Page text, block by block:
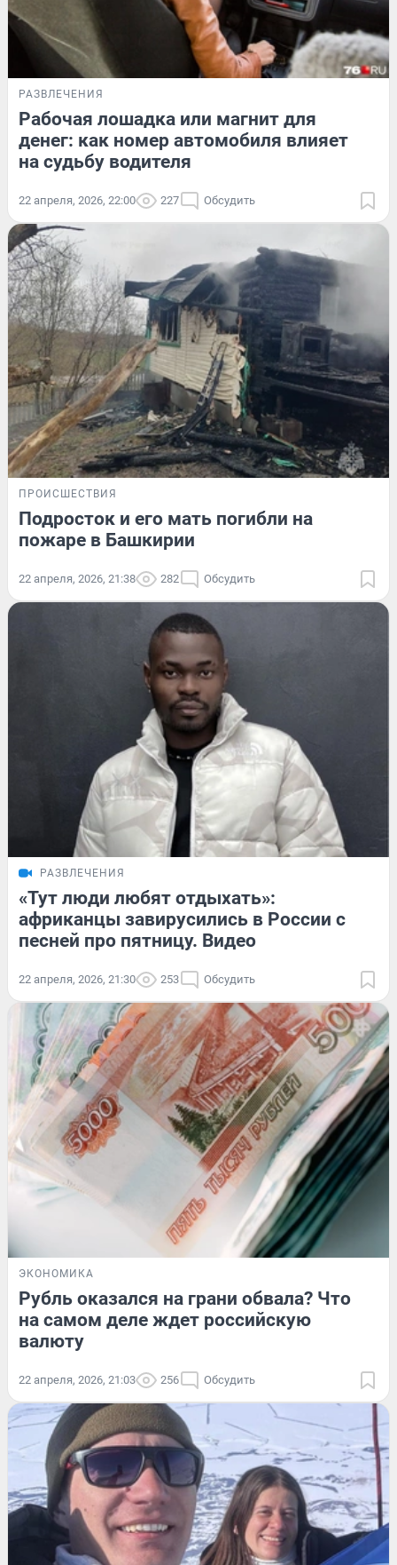
РАЗВЛЕЧЕНИЯ
Рабочая лошадка или магнит для
денег: как номер автомобиля влияет
на судьбу водителя
22 апреля, 2026, 22:00 227 Обсудить
ПРОИСШЕСТВИЯ
Подросток и его мать погибли на
пожаре в Башкирии
22 апреля, 2026, 21:38 282 Обсудить
РАЗВЛЕЧЕНИЯ
«Тут люди любят отдыхать»:
африканцы завирусились в России с
песней про пятницу. Видео
22 апреля, 2026, 21:30 253 Обсудить
ЭКОНОМИКА
Рубль оказался на грани обвала? Что
на самом деле ждет российскую
валюту
22 апреля, 2026, 21:03 256 Обсудить